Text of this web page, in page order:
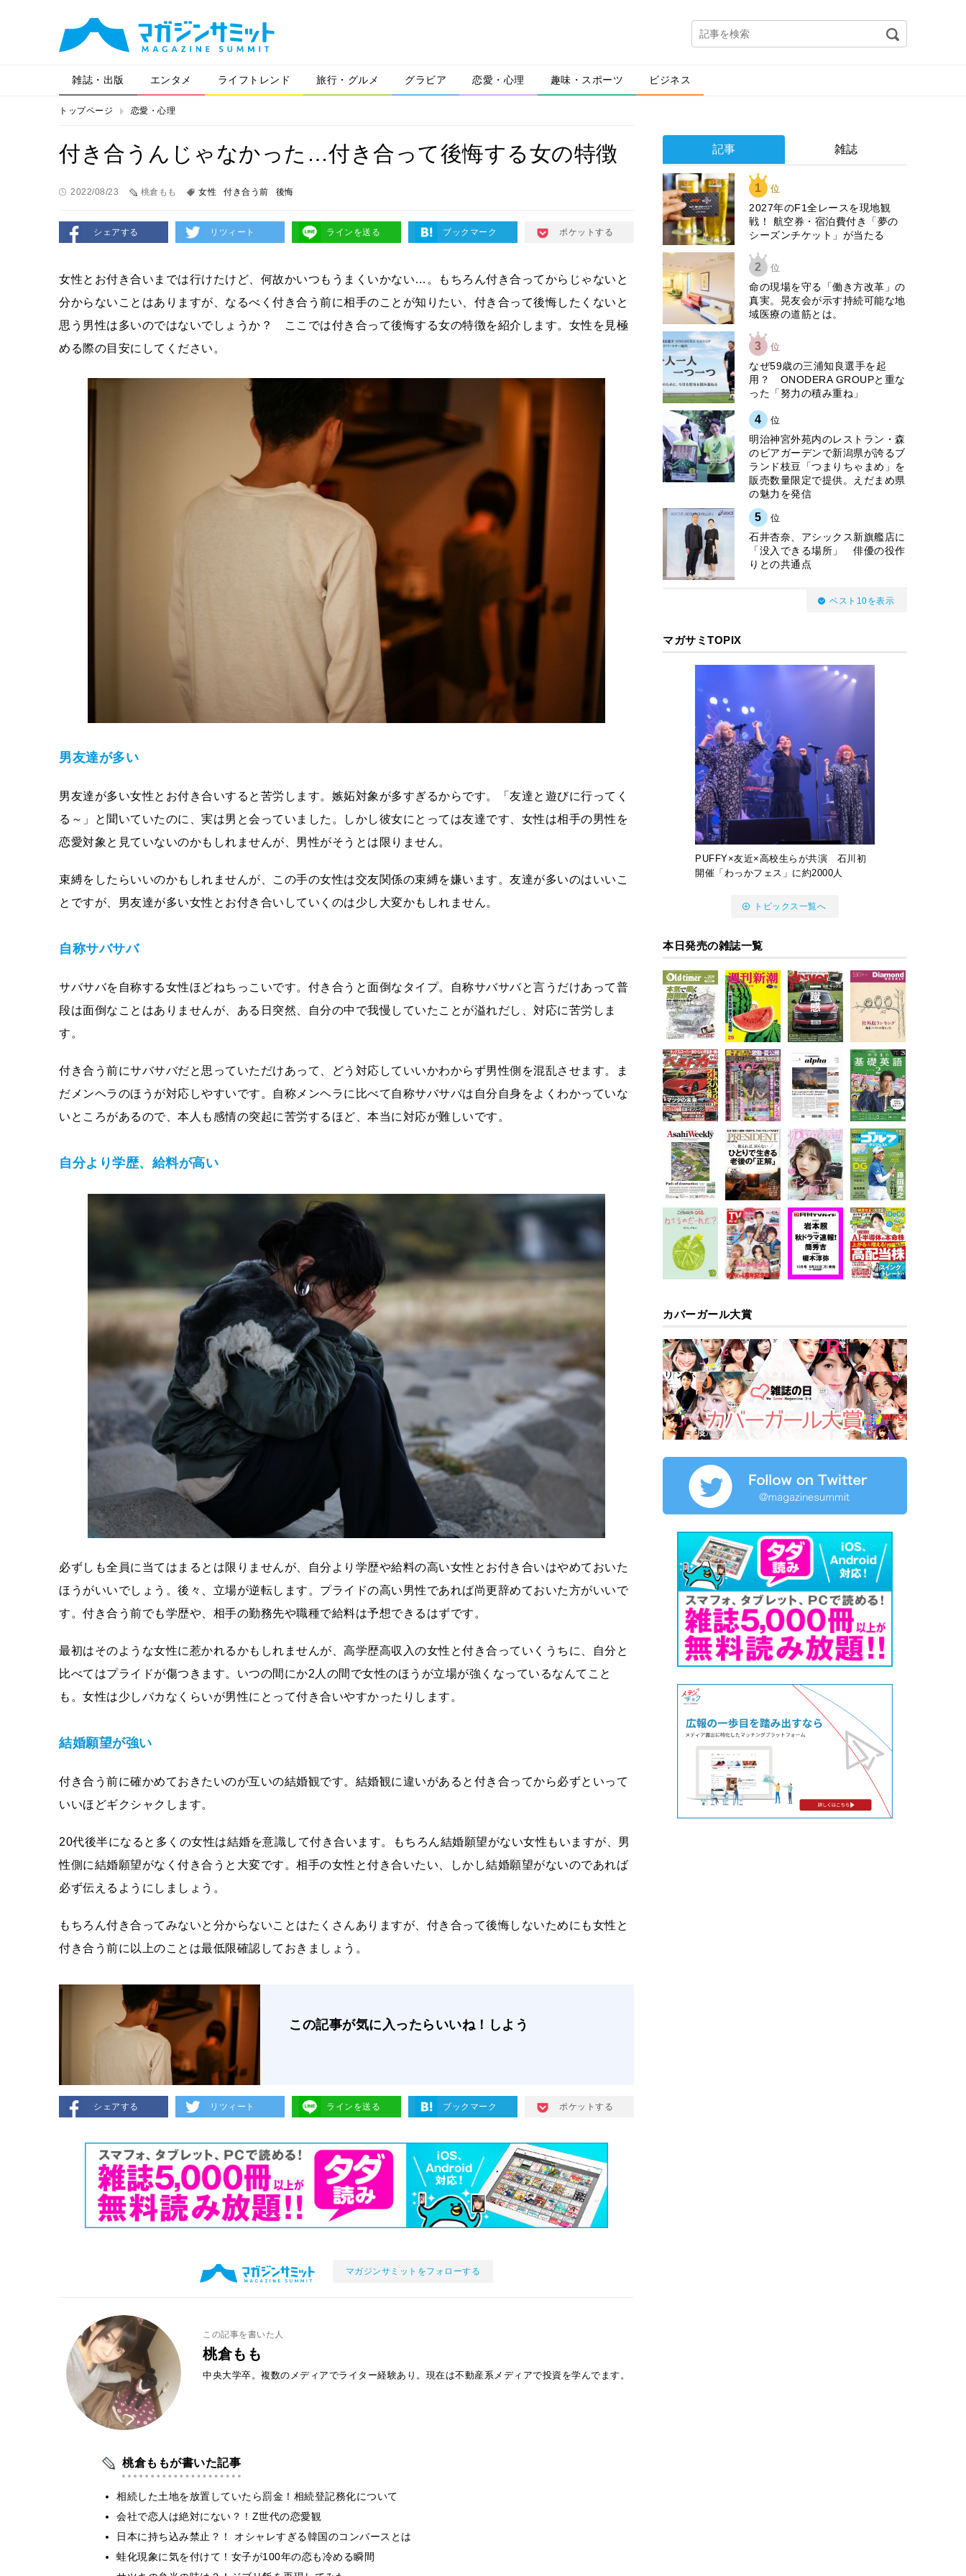
雑誌・出版 エンタメ ライフトレンド 旅行・グルメ グラビア 恋愛・心理 趣味・スポーツ ビジネス
トップページ 恋愛・心理
付き合うんじゃなかった…付き合って後悔する女の特徴
2022/08/23 桃倉もも 女性 付き合う前 後悔
シェアする リツィート ラインを送る ブックマーク ポケットする
女性とお付き合いまでは行けたけど、何故かいつもうまくいかない…。もちろん付き合ってからじゃないと
分からないことはありますが、なるべく付き合う前に相手のことが知りたい、付き合って後悔したくないと
思う男性は多いのではないでしょうか？ ここでは付き合って後悔する女の特徴を紹介します。女性を見極
める際の目安にしてください。
男友達が多い
男友達が多い女性とお付き合いすると苦労します。嫉妬対象が多すぎるからです。「友達と遊びに行ってく
る～」と聞いていたのに、実は男と会っていました。しかし彼女にとっては友達です、女性は相手の男性を
恋愛対象と見ていないのかもしれませんが、男性がそうとは限りません。
束縛をしたらいいのかもしれませんが、この手の女性は交友関係の束縛を嫌います。友達が多いのはいいこ
とですが、男友達が多い女性とお付き合いしていくのは少し大変かもしれません。
自称サバサバ
サバサバを自称する女性ほどねちっこいです。付き合うと面倒なタイプ。自称サバサバと言うだけあって普
段は面倒なことはありませんが、ある日突然、自分の中で我慢していたことが溢れだし、対応に苦労しま
す。
付き合う前にサバサバだと思っていただけあって、どう対応していいかわからず男性側を混乱させます。ま
だメンヘラのほうが対応しやすいです。自称メンヘラに比べて自称サバサバは自分自身をよくわかっていな
いところがあるので、本人も感情の突起に苦労するほど、本当に対応が難しいです。
自分より学歴、給料が高い
必ずしも全員に当てはまるとは限りませんが、自分より学歴や給料の高い女性とお付き合いはやめておいた
ほうがいいでしょう。後々、立場が逆転します。プライドの高い男性であれば尚更辞めておいた方がいいで
す。付き合う前でも学歴や、相手の勤務先や職種で給料は予想できるはずです。
最初はそのような女性に惹かれるかもしれませんが、高学歴高収入の女性と付き合っていくうちに、自分と
比べてはプライドが傷つきます。いつの間にか2人の間で女性のほうが立場が強くなっているなんてこと
も。女性は少しバカなくらいが男性にとって付き合いやすかったりします。
結婚願望が強い
付き合う前に確かめておきたいのが互いの結婚観です。結婚観に違いがあると付き合ってから必ずといって
いいほどギクシャクします。
20代後半になると多くの女性は結婚を意識して付き合います。もちろん結婚願望がない女性もいますが、男
性側に結婚願望がなく付き合うと大変です。相手の女性と付き合いたい、しかし結婚願望がないのであれば
必ず伝えるようにしましょう。
もちろん付き合ってみないと分からないことはたくさんありますが、付き合って後悔しないためにも女性と
付き合う前に以上のことは最低限確認しておきましょう。
この記事が気に入ったらいいね！しよう
シェアする リツィート ラインを送る ブックマーク ポケットする
マガジンサミットをフォローする
この記事を書いた人
桃倉もも
中央大学卒。複数のメディアでライター経験あり。現在は不動産系メディアで投資を学んでます。
桃倉ももが書いた記事
相続した土地を放置していたら罰金！相続登記務化について
会社で恋人は絶対にない？！Z世代の恋愛観
日本に持ち込み禁止？！ オシャレすぎる韓国のコンバースとは
蛙化現象に気を付けて！女子が100年の恋も冷める瞬間
記事 雑誌
1 位
2027年のF1全レースを現地観
戦！ 航空券・宿泊費付き「夢の
シーズンチケット」が当たる
2 位
​命の現場を守る「働き方改革」の
真実。晃友会が示す持続可能な地
域医療の道筋とは。
3 位
なぜ59歳の三浦知良選手を起
用？ ONODERA GROUPと重な
った「努力の積み重ね」
4 位
明治神宮外苑内のレストラン・森
のビアガーデンで新潟県が誇るブ
ランド枝豆「つまりちゃまめ」を
販売数量限定で提供。えだまめ県
の魅力を発信
5 位
石井杏奈、アシックス新旗艦店に
「没入できる場所」 俳優の役作
りとの共通点
ベスト10を表示
マガサミTOPIX
PUFFY×友近×高校生らが共演 石川初
開催「わっかフェス」に約2000人
トピックス一覧へ
本日発売の雑誌一覧
カバーガール大賞